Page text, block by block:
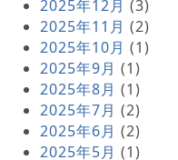
2025年12月 (3)
2025年11月 (2)
2025年10月 (1)
2025年9月 (1)
2025年8月 (1)
2025年7月 (2)
2025年6月 (2)
2025年5月 (1)